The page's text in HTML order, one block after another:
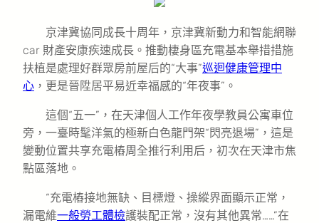
京津冀協同成長十周年，京津冀新動力和智能網聯
car 財產安康疾速成長。推動棲身區充電基本舉措措施
扶植是處理好群眾房前屋后的“大事”巡迴健康管理中
心 ，更是晉陞居平易近幸福感的“年夜事”。
這個“五一”，在天津個人工作年夜學教員公寓車位
旁，一臺時髦洋氣的極新白色龍門架“閃亮退場”，這是
變動位置共享充電樁周全推行利用后，初次在天津市焦
點區落地。
“充電樁接地無缺、目標燈、操縱界面顯示正常，
漏電維一般勞工體檢護裝配正常，沒有其他異常……”在